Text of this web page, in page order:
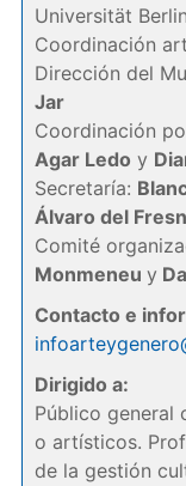
Universität
Coordinación
Dirección del
Jar
Coordinación
Agar Ledo y
Secretaría:
Álvaro del
Comité
Monmeneu y
Contacto e
Dirigido a:
Público general
o artísticos.
de la gestión